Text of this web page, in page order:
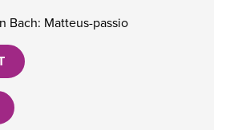
Bach: Matteus-passio